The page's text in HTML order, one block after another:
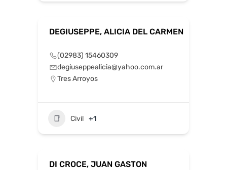
DEGIUSEPPE, ALICIA DEL CARMEN
(02983) 15460309
degiuseppealicia@yahoo.com.ar
Tres Arroyos
Civil +1
DI CROCE, JUAN GASTON